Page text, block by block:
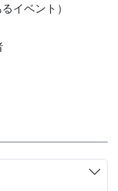
イベント）